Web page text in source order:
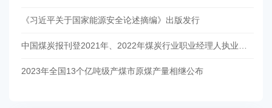
《习近平关于国家能源安全论述摘编》出版发行
2023年全国13个亿吨级产煤市原煤产量相继公布